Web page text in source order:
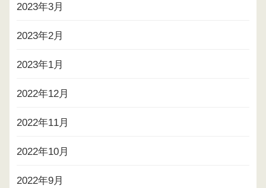
2023年3月
2023年2月
2023年1月
2022年12月
2022年11月
2022年10月
2022年9月